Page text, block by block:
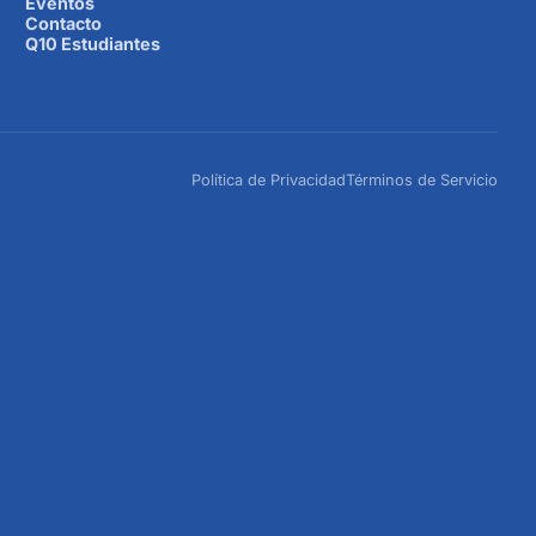
Contacto
Q10 Estudiantes
Política de PrivacidadTérminos de Servicio